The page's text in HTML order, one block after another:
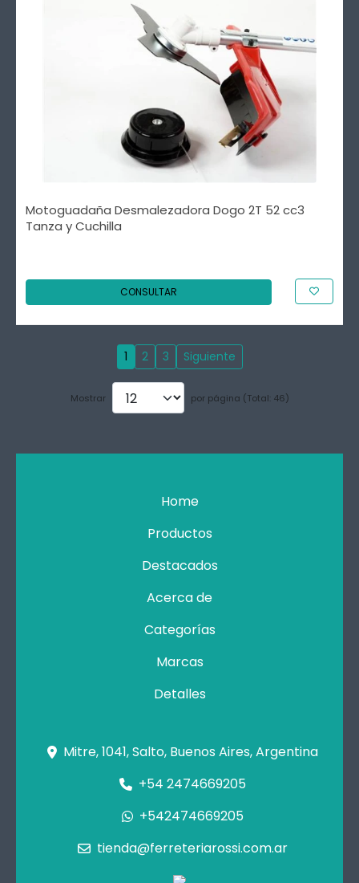
Motoguadaña Desmalezadora Dogo 2T 52 cc3
Tanza y Cuchilla
CONSULTAR
1 2 3 Siguiente
Mostrar por página (Total: 46)
Home
Productos
Destacados
Acerca de
Categorías
Marcas
Detalles
Mitre, 1041, Salto, Buenos Aires, Argentina
+54 2474669205
+542474669205
tienda@ferreteriarossi.com.ar